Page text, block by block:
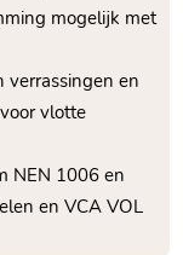
mogelijk met
verrassingen en
vlotte
NEN 1006 en
en VCA VOL